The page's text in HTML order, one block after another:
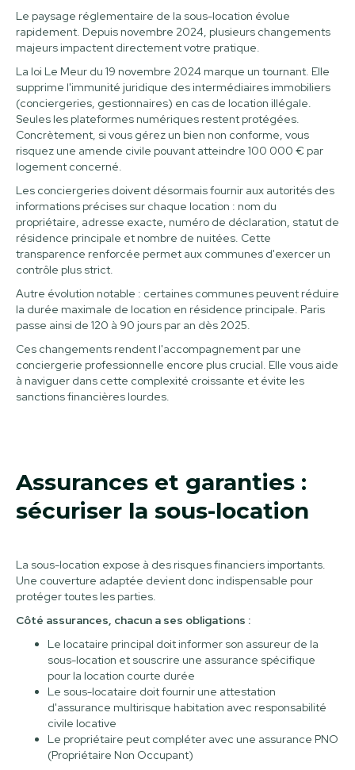
Le paysage réglementaire de la sous-location évolue
rapidement. Depuis novembre 2024, plusieurs changements
majeurs impactent directement votre pratique.
La loi Le Meur du 19 novembre 2024 marque un tournant. Elle
supprime l'immunité juridique des intermédiaires immobiliers
(conciergeries, gestionnaires) en cas de location illégale.
Seules les plateformes numériques restent protégées.
Concrètement, si vous gérez un bien non conforme, vous
risquez une amende civile pouvant atteindre 100 000 € par
logement concerné.
Les conciergeries doivent désormais fournir aux autorités des
informations précises sur chaque location : nom du
propriétaire, adresse exacte, numéro de déclaration, statut de
résidence principale et nombre de nuitées. Cette
transparence renforcée permet aux communes d'exercer un
contrôle plus strict.
Autre évolution notable : certaines communes peuvent réduire
la durée maximale de location en résidence principale. Paris
passe ainsi de 120 à 90 jours par an dès 2025.
Ces changements rendent l'accompagnement par une
conciergerie professionnelle encore plus crucial. Elle vous aide
à naviguer dans cette complexité croissante et évite les
sanctions financières lourdes.
Assurances et garanties :
sécuriser la sous-location
La sous-location expose à des risques financiers importants.
Une couverture adaptée devient donc indispensable pour
protéger toutes les parties.
Côté assurances, chacun a ses obligations :
Le locataire principal doit informer son assureur de la
sous-location et souscrire une assurance spécifique
pour la location courte durée
Le sous-locataire doit fournir une attestation
d'assurance multirisque habitation avec responsabilité
civile locative
Le propriétaire peut compléter avec une assurance PNO
(Propriétaire Non Occupant)